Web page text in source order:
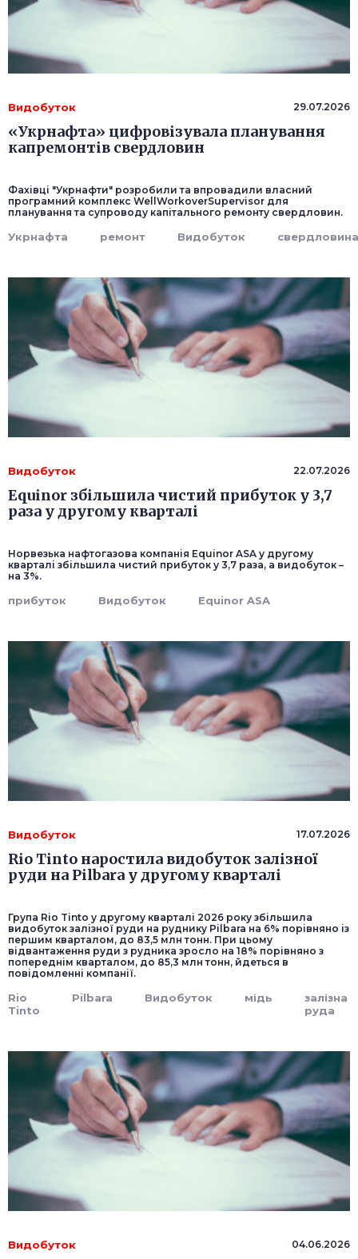
Видобуток 29.07.2026
«Укрнафта» цифровізувала планування
капремонтів свердловин
Фахівці "Укрнафти" розробили та впровадили власний
програмний комплекс WellWorkoverSupervisor для
планування та супроводу капітального ремонту свердловин.
Укрнафта ремонт Видобуток свердловина
Видобуток 22.07.2026
Equinor збільшила чистий прибуток у 3,7
раза у другому кварталі
Норвезька нафтогазова компанія Equinor ASA у другому
кварталі збільшила чистий прибуток у 3,7 раза, а видобуток –
на 3%.
прибуток Видобуток Equinor ASA
Видобуток 17.07.2026
Rio Tinto наростила видобуток залізної
руди на Pilbara у другому кварталі
Група Rio Tinto у другому кварталі 2026 року збільшила
видобуток залізної руди на руднику Pilbara на 6% порівняно із
першим кварталом, до 83,5 млн тонн. При цьому
відвантаження руди з рудника зросло на 18% порівняно з
попереднім кварталом, до 85,3 млн тонн, йдеться в
повідомленні компанії.
Rio
Tinto
Pilbara Видобуток мідь
залізна
руда
Видобуток 04.06.2026